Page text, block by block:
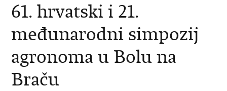
61. hrvatski i 21.
međunarodni simpozij
agronoma u Bolu na
Braču